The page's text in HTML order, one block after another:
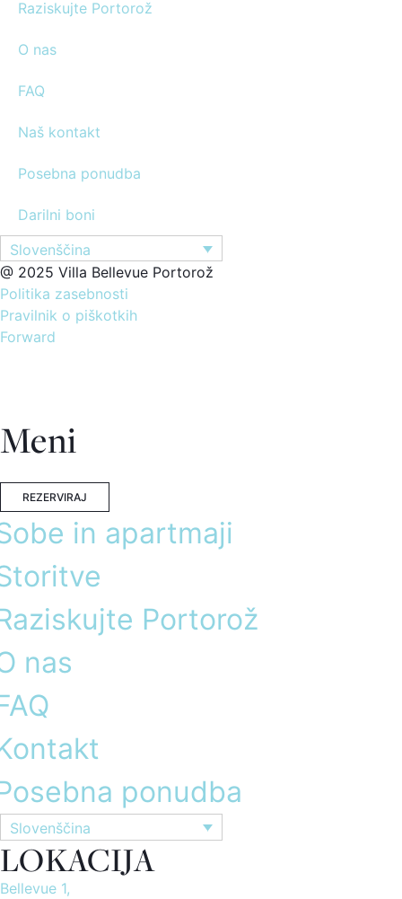
Raziskujte Portorož
O nas
FAQ
Naš kontakt
Posebna ponudba
Darilni boni
Slovenščina
@ 2025 Villa Bellevue Portorož
Politika zasebnosti
Pravilnik o piškotkih
Forward
Meni
REZERVIRAJ
in apartmaji
Portorož
nas
ponudba
Slovenščina
LOKACIJA
Bellevue 1,